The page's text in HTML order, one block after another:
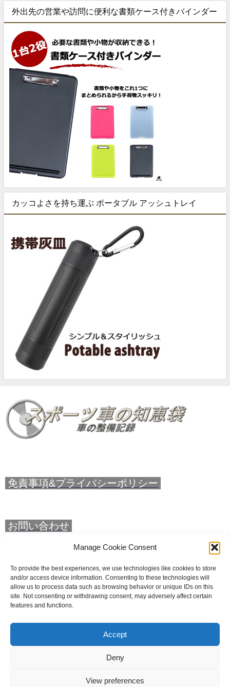
Manage Cookie Consent
To provide the best experiences, we use technologies like cookies to store
and/or access device information. Consenting to these technologies will
allow us to process data such as browsing behavior or unique IDs on this
site. Not consenting or withdrawing consent, may adversely affect certain
features and functions.
Accept
Deny
View preferences
外出先の営業や訪問に便利な書類ケース付きバインダー
カッコよさを持ち運ぶ ポータブル アッシュトレイ
免責事項&プライバシーポリシー
お問い合わせ
アーカイブ